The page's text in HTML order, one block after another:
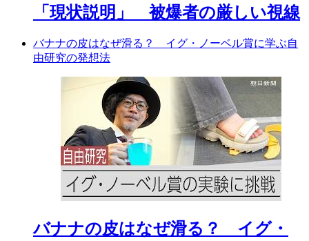
「現状説明」 被爆者の厳しい視線
バナナの皮はなぜ滑る？ イグ・ノーベル賞に学ぶ自
由研究の発想法
バナナの皮はなぜ滑る？ イグ・